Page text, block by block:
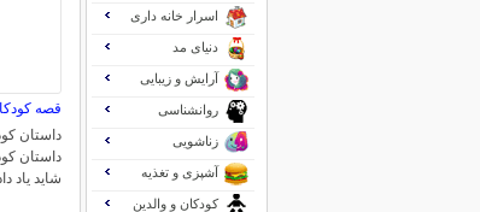
قصه
داستان
داستان
شاید یاد
اسرار خانه داری
دنیای مد
آرایش و زیبایی
روانشناسی
زناشویی
آشپزی و تغذیه
کودکان و والدین